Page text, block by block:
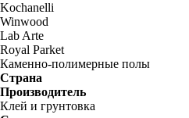
Kochanelli
Winwood
Lab Arte
Royal Parket
Каменно-полимерные полы
Страна
Производитель
Клей и грунтовка